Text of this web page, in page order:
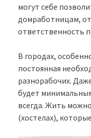
могут себе
домработницам,
ответственность
В городах,
постоянная
разнорабочих.
будет
всегда. Жить
(хостелах),